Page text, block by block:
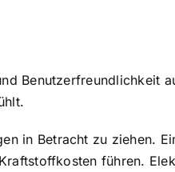
Benutzerfreundlichkeit
in Betracht zu ziehen.
führen.